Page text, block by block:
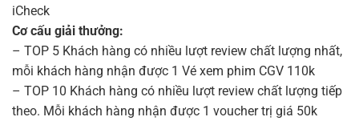
iCheck
Cơ cấu giải thưởng:
– TOP 5 Khách hàng có nhiều lượt review chất lượng nhất,
mỗi khách hàng nhận được 1 Vé xem phim CGV 110k
– TOP 10 Khách hàng có nhiều lượt review chất lượng tiếp
theo. Mỗi khách hàng nhận được 1 voucher trị giá 50k